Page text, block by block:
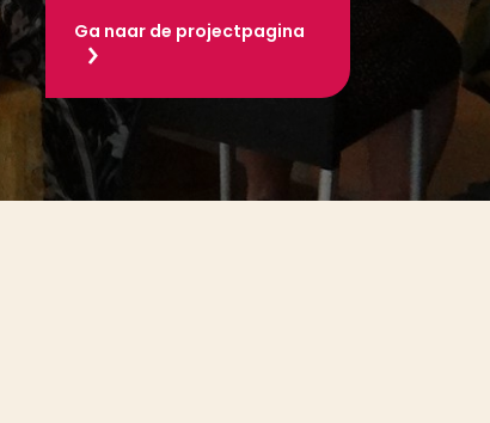
Ga naar de projectpagina